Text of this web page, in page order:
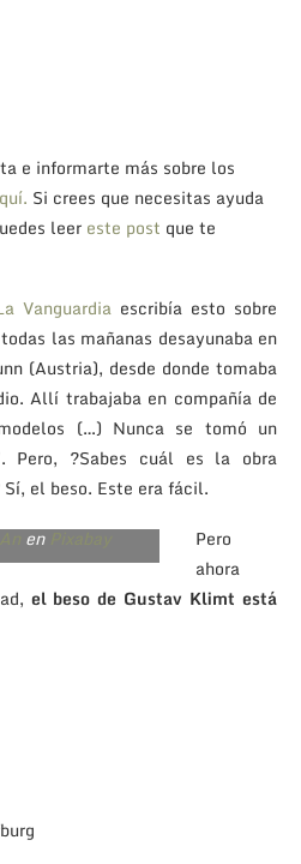
e informarte más sobre los
Si crees que necesitas ayuda
leer este post que te
Vanguardia escribía esto sobre
las mañanas desayunaba en
(Austria), desde donde tomaba
Allí trabajaba en compañía de
(…) Nunca se tomó un
Pero, ?Sabes cuál es la obra
el beso. Este era fácil.
enPixabay
Pero
ahora
el beso de Gustav Klimt está